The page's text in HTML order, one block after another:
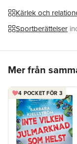
Miljömärkning
Kärlek och
Sportberättelser
Mer från
4 POCKET FÖR 3